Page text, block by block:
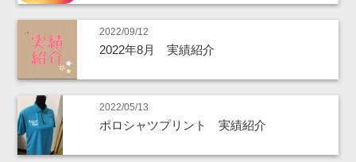
2022/09/12
2022年8月 実績紹介
2022/05/13
ポロシャツプリント 実績紹介